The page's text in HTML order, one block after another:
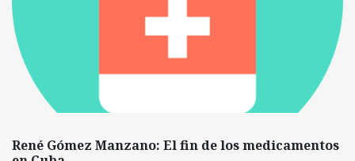
René Gómez Manzano: El fin de los medicamentos